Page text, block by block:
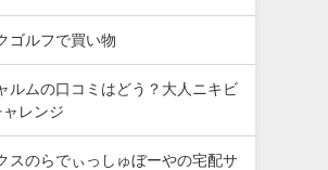
ゴルフで買い物
ルムの口コミはどう？大人ニキビ
レンジ
スのらでぃっしゅぼーやの宅配サ